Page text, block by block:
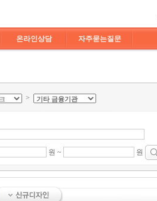
온라인상담 자주묻는질문
>
원 ~ 원